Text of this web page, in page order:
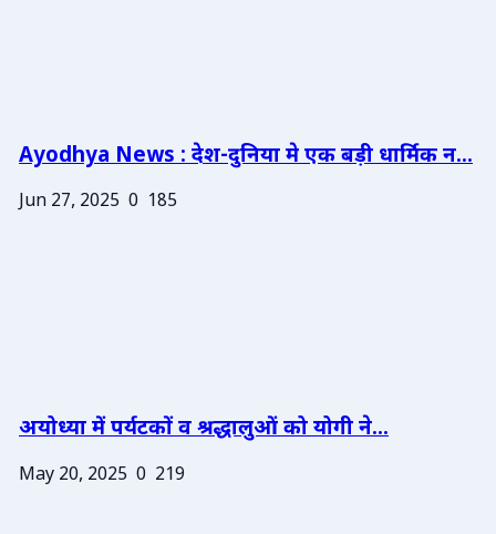
Ayodhya News : देश-दुनिया मे एक बड़ी धार्मिक न...
Jun 27, 2025 0 185
अयोध्या में पर्यटकों व श्रद्धालुओं को योगी ने...
May 20, 2025 0 219